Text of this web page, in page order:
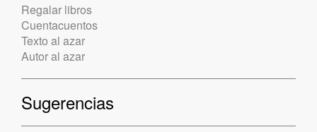
Regalar libros
Cuentacuentos
Texto al azar
Autor al azar
Sugerencias